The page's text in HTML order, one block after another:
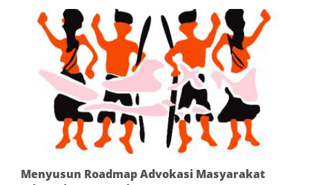
Menyusun Roadmap Advokasi Masyarakat